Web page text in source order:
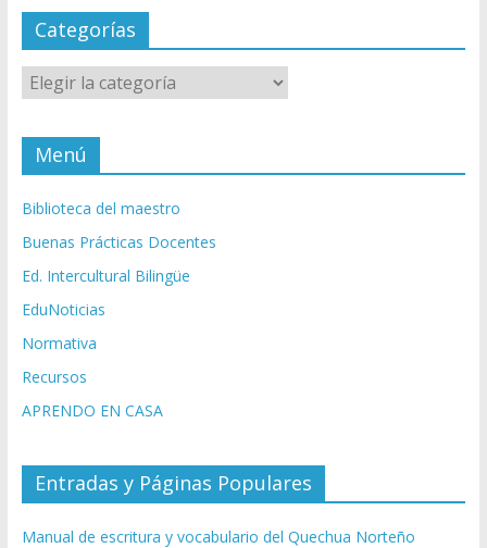
Categorías
Categorías
Menú
Biblioteca del maestro
Buenas Prácticas Docentes
Ed. Intercultural Bilingüe
EduNoticias
Normativa
Recursos
APRENDO EN CASA
Entradas y Páginas Populares
Manual de escritura y vocabulario del Quechua Norteño